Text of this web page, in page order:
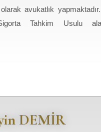
avukatlık
Tahkim Usulu
DEMİR